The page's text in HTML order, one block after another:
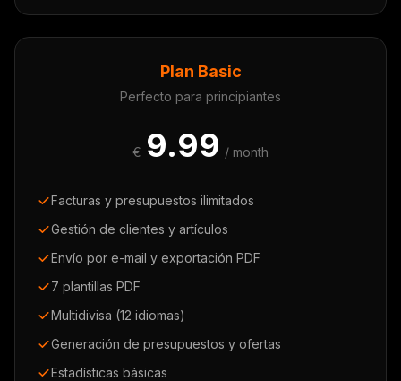
Plan Basic
Perfecto para principiantes
€ 9.99 / month
Facturas y presupuestos ilimitados
Gestión de clientes y artículos
Envío por e-mail y exportación PDF
7 plantillas PDF
Multidivisa (12 idiomas)
Generación de presupuestos y ofertas
Estadísticas básicas